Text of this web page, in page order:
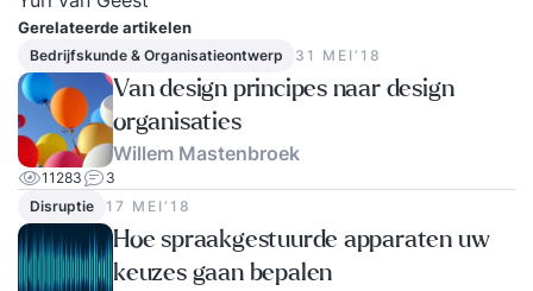
Gerelateerde artikelen
Bedrijfskunde & Organisatieontwerp 31 MEI‘18
Van design principes naar design
organisaties
Willem Mastenbroek
11283
3
Disruptie
17 MEI‘18
Hoe spraakgestuurde apparaten uw
keuzes gaan bepalen